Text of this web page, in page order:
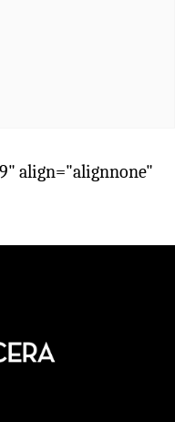
align="alignnone"